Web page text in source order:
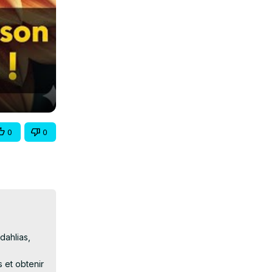
0 0
et obtenir